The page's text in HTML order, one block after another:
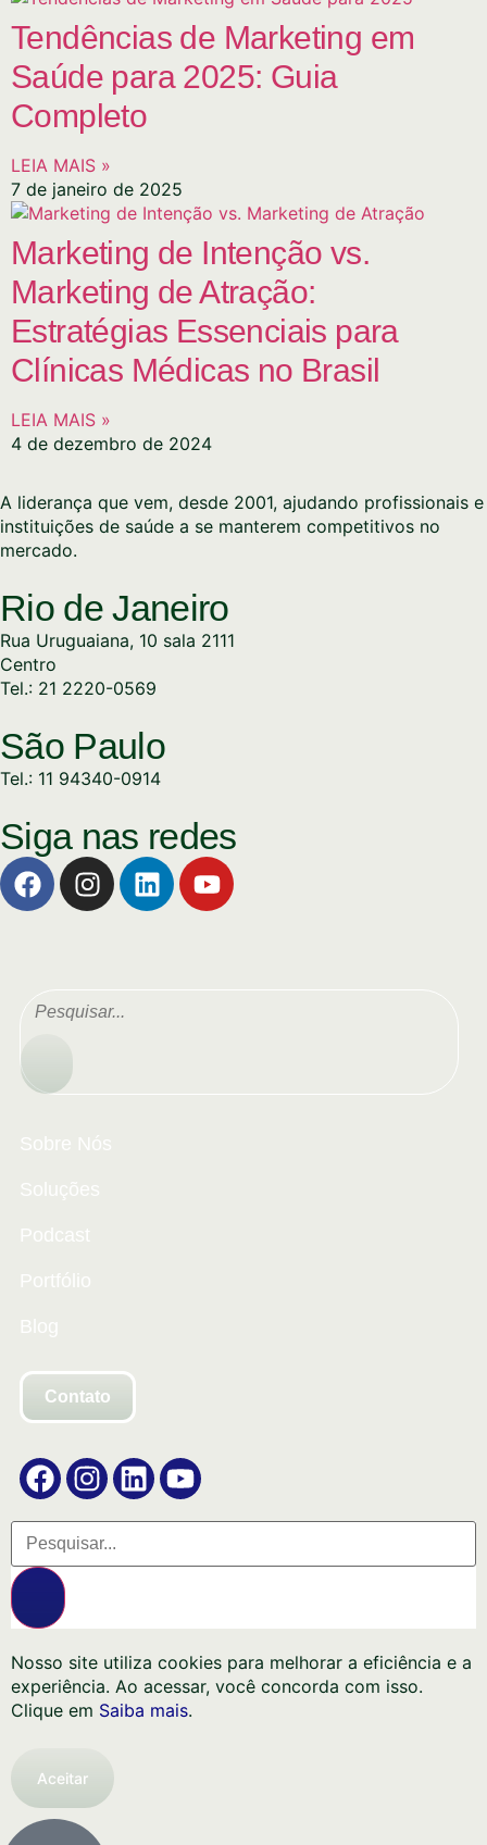
Tendências de Marketing em
Saúde para 2025: Guia
Completo
LEIA MAIS »
7 de janeiro de 2025
Marketing de Intenção vs.
Marketing de Atração:
Estratégias Essenciais para
Clínicas Médicas no Brasil
LEIA MAIS »
4 de dezembro de 2024
A liderança que vem, desde 2001, ajudando profissionais e
instituições de saúde a se manterem competitivos no
mercado.
Rio de Janeiro
Rua Uruguaiana, 10 sala 2111
Centro
Tel.: 21 2220-0569
São Paulo
Tel.: 11 94340-0914
Siga nas redes
Sobre Nós
Soluções
Podcast
Portfólio
Blog
Contato
Nosso site utiliza cookies para melhorar a eficiência e a
experiência. Ao acessar, você concorda com isso.
Clique em Saiba mais.
Aceitar